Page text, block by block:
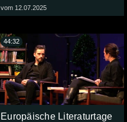
vom 12.07.2025
Europäische Literaturtage
44:32